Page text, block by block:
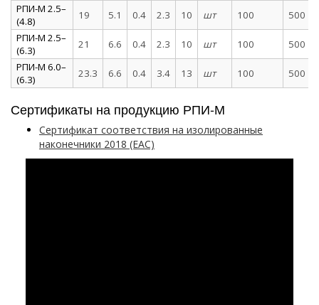
РПИ-М 2.5–
(4.8)
19 5.1 0.4 2.3 10 шт 100
500
РПИ-М 2.5–
(6.3)
21 6.6 0.4 2.3 10 шт 100
500
РПИ-М 6.0–
(6.3)
23.3 6.6 0.4 3.4 13 шт 100 500
Сертификаты на продукцию РПИ-М
Сертификат соответствия на изолированные
наконечники 2018 (EAC)